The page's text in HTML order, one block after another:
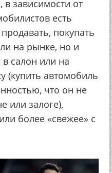
в зависимости от
есть
покупать
на рынке, но и
салон или на
(купить автомобиль
что он не
или залоге),
более «свежее» с